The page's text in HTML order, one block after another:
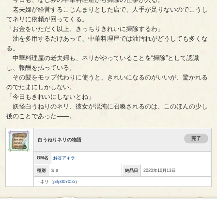
老夫婦が経営するこじんまりとした店で、人手が足りないのでこうし
てネリに依頼が回ってくる。
「お金をいただく以上、きっちりきれいに掃除するわ」
油を多用するだけあって、中華料理屋では油汚れがどうしても多くな
る。
中華料理屋の老夫婦も、ネリがやっていることを“掃除”として認識
し、報酬を払っている。
その髪をモップ代わりに使うと、きれいになるのがいいが、驚かれる
のでたまにしかしない。
「今日もきれいにしないとね」
妖怪白うねりのネリ、彼女が混沌に召喚されるのは、このほんの少し
後のことであった――。
白うねりネリの物語 完了
GM名 解谷アキラ
種別 ＳＳ 納品日 2020年10月13日
・ネリ（p3p007055）